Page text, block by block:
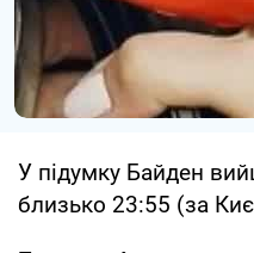
У підумку Байден
близько 23:55 (за